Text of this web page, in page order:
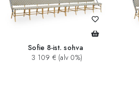
Sofie 8-ist. sohva
3 109 € (alv 0%)